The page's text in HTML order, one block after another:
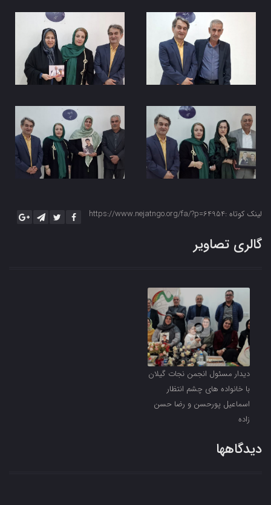
لینک کوتاه :https://www.nejatngo.org/fa/?p=64954
گالری تصاویر
دیدار مسئول انجمن نجات گیلان
با خانواده های چشم انتظار
اسماعیل پورحسن و رضا حسن
زاده
دیدگاهها